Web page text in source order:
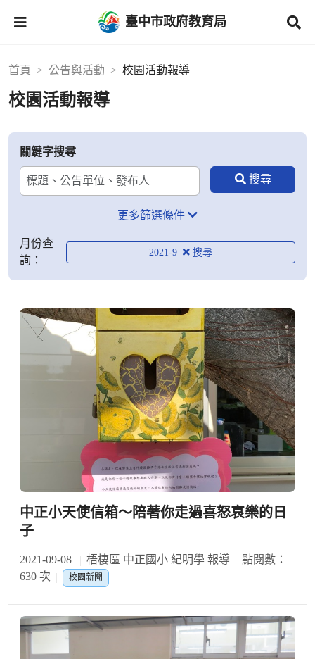
臺中市政府教育局
首頁 公告與活動 校園活動報導
校園活動報導
關鍵字搜尋
更多篩選條件
月份查
詢：
2021-9
中正小天使信箱～陪著你走過喜怒哀樂的日
子
2021-09-08 梧棲區 中正國小 紀明學 報導
點閱數：
630 次
校園新聞